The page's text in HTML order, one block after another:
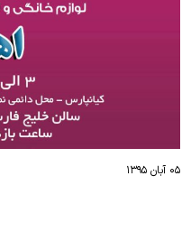
۰۵ آبان ۱۳۹۵